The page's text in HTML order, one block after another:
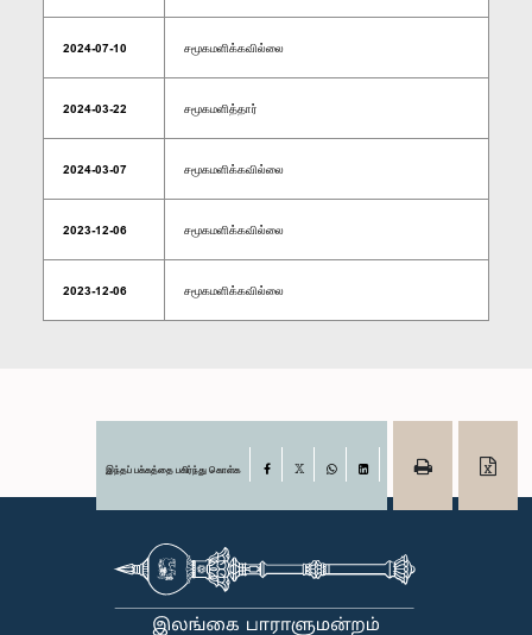
2024-07-10 சமூகமளிக்கவில்லை
2024-03-22 சமூகமளித்தார்
2024-03-07 சமூகமளிக்கவில்லை
2023-12-06 சமூகமளிக்கவில்லை
2023-12-06 சமூகமளிக்கவில்லை
இந்தப் பக்கத்தை பகிர்ந்து கொள்க Facebook